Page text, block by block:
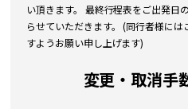
い頂きます。 最終行程表をご出発日
らせていただきます。 (同行者様に
すようお願い申し上げます)
変更・取消手